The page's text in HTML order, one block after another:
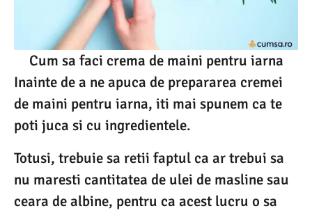
Cum sa faci crema de maini pentru iarna
Inainte de a ne apuca de prepararea cremei
de maini pentru iarna, iti mai spunem ca te
poti juca si cu ingredientele.
Totusi, trebuie sa retii faptul ca ar trebui sa
nu maresti cantitatea de ulei de masline sau
ceara de albine, pentru ca acest lucru o sa